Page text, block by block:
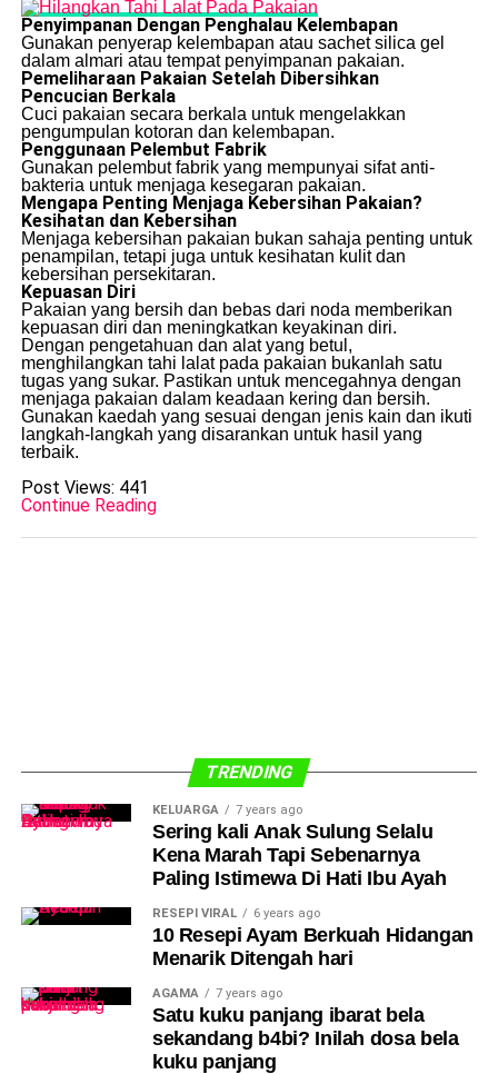
Penyimpanan Dengan Penghalau Kelembapan
Gunakan penyerap kelembapan atau sachet silica gel
dalam almari atau tempat penyimpanan pakaian.
Pemeliharaan Pakaian Setelah Dibersihkan
Pencucian Berkala
Cuci pakaian secara berkala untuk mengelakkan
pengumpulan kotoran dan kelembapan.
Penggunaan Pelembut Fabrik
Gunakan pelembut fabrik yang mempunyai sifat anti-
bakteria untuk menjaga kesegaran pakaian.
Mengapa Penting Menjaga Kebersihan Pakaian?
Kesihatan dan Kebersihan
Menjaga kebersihan pakaian bukan sahaja penting untuk
penampilan, tetapi juga untuk kesihatan kulit dan
kebersihan persekitaran.
Kepuasan Diri
Pakaian yang bersih dan bebas dari noda memberikan
kepuasan diri dan meningkatkan keyakinan diri.
Dengan pengetahuan dan alat yang betul,
menghilangkan tahi lalat pada pakaian bukanlah satu
tugas yang sukar. Pastikan untuk mencegahnya dengan
menjaga pakaian dalam keadaan kering dan bersih.
Gunakan kaedah yang sesuai dengan jenis kain dan ikuti
langkah-langkah yang disarankan untuk hasil yang
terbaik.
Post Views: 441
Continue Reading
TRENDING
KELUARGA 7 years ago
Sering kali Anak Sulung Selalu
Kena Marah Tapi Sebenarnya
Paling Istimewa Di Hati Ibu Ayah
RESEPI VIRAL 6 years ago
10 Resepi Ayam Berkuah Hidangan
Menarik Ditengah hari
AGAMA 7 years ago
Satu kuku panjang ibarat bela
sekandang b4bi? Inilah dosa bela
kuku panjang